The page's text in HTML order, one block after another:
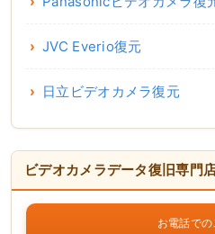
JVC Everio復元
日立ビデオカメラ復元
ビデオカメラデータ復旧専門
お電話での